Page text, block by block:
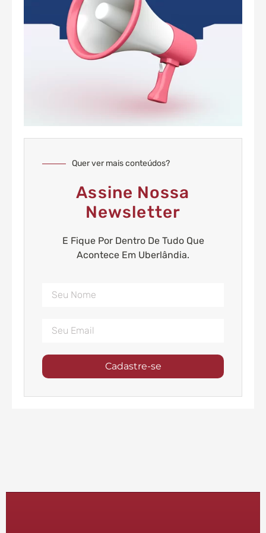
Quer ver mais conteúdos?
Assine Nossa
Newsletter
E Fique Por Dentro De Tudo Que
Acontece Em Uberlândia.
Cadastre-se